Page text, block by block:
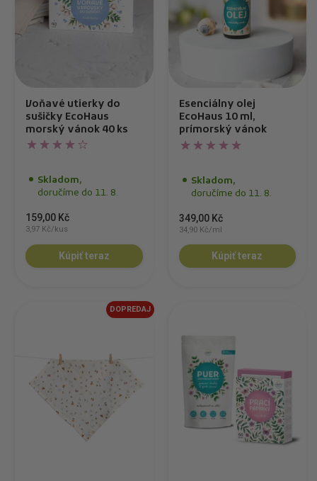
Voňavé utierky do
sušičky EcoHaus
morský vánok 40 ks
Skladom,
doručíme do 11. 8.
159,00 Kč
3,97 Kč/kus
Kúpiť teraz
Esenciálny olej
EcoHaus 10 ml,
prímorský vánok
Skladom,
doručíme do 11. 8.
349,00 Kč
34,90 Kč/ml
Kúpiť teraz
DOPREDAJ